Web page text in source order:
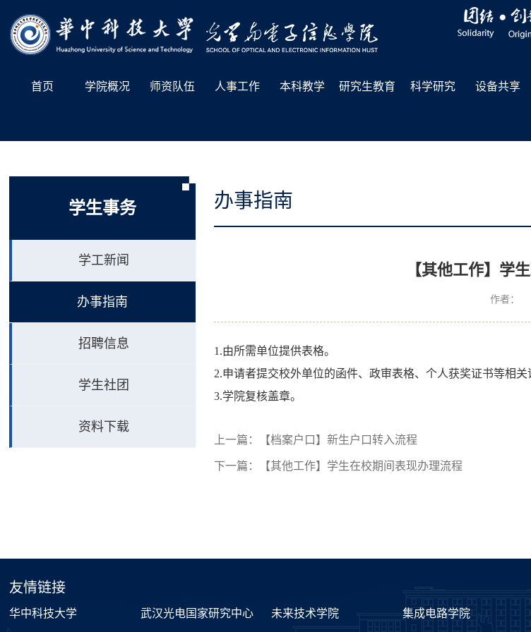
首页 学院概况 师资队伍 人事工作 本科教学 研究生教育 科学研究 设备共享
学生事务
学工新闻
办事指南
招聘信息
学生社团
资料下载
办事指南
【其他工作】学
作者：
1.由所需单位提供表格。
2.申请者提交校外单位的函件、政审表格、个人获奖证书等相关
3.学院复核盖章。
上一篇： 【档案户口】新生户口转入流程
下一篇： 【其他工作】学生在校期间表现办理流程
友情链接
华中科技大学 武汉光电国家研究中心 未来技术学院 集成电路学院